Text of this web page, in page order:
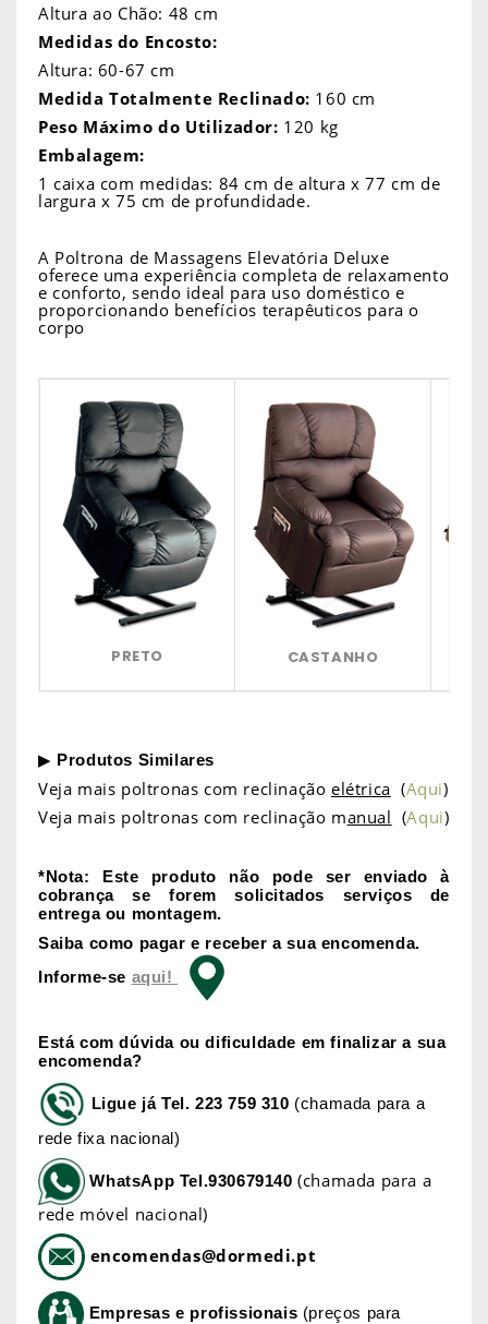
Altura ao Chão: 48 cm
Medidas do Encosto:
Altura: 60-67 cm
Medida Totalmente Reclinado: 160 cm
Peso Máximo do Utilizador: 120 kg
Embalagem:
1 caixa com medidas: 84 cm de altura x 77 cm de
largura x 75 cm de profundidade.
A Poltrona de Massagens Elevatória Deluxe
oferece uma experiência completa de relaxamento
e conforto, sendo ideal para uso doméstico e
proporcionando benefícios terapêuticos para o
corpo
PRETO CASTANHO
▶ Produtos Similares
Veja mais poltronas com reclinaçãoelétrica (Aqui)
Veja mais poltronas com reclinação manual (Aqui)
*Nota: Este produto não pode ser enviado à
cobrança se forem solicitados serviços de
entrega ou montagem.
Saiba como pagar e receber a sua encomenda.
Informe-se aqui!
Está com dúvida ou dificuldade em finalizar a sua
encomenda?
Ligue já Tel. 223 759 310 (chamada para a
rede fixa nacional)
WhatsApp Tel.930679140 (chamada para a
rede móvel nacional)
encomendas@dormedi.pt
Empresas e profissionais (preços para